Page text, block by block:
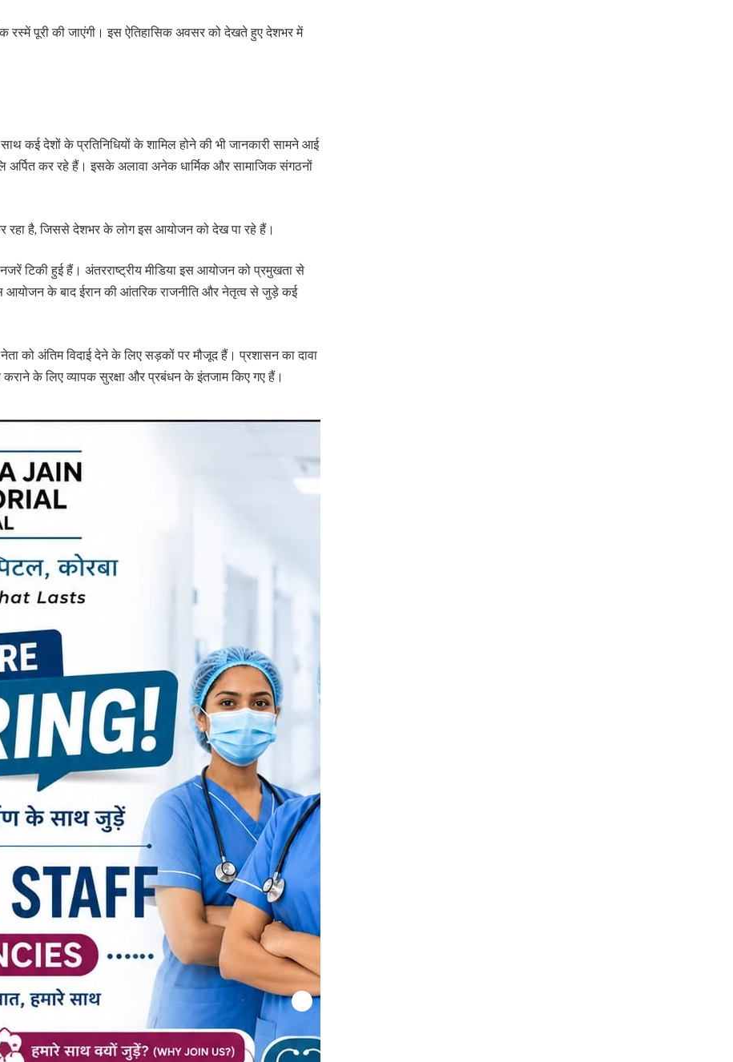
रस्में पूरी की जाएंगी। इस ऐतिहासिक अवसर को देखते हुए देशभर में
कई देशों के प्रतिनिधियों के शामिल होने की भी जानकारी सामने आई
अर्पित कर रहे हैं। इसके अलावा अनेक धार्मिक और सामाजिक संगठनों
रहा है, जिससे देशभर के लोग इस आयोजन को देख पा रहे हैं।
टिकी हुई हैं। अंतरराष्ट्रीय मीडिया इस आयोजन को प्रमुखता से
आयोजन के बाद ईरान की आंतरिक राजनीति और नेतृत्व से जुड़े कई
को अंतिम विदाई देने के लिए सड़कों पर मौजूद हैं। प्रशासन का दावा
के लिए व्यापक सुरक्षा और प्रबंधन के इंतजाम किए गए हैं।